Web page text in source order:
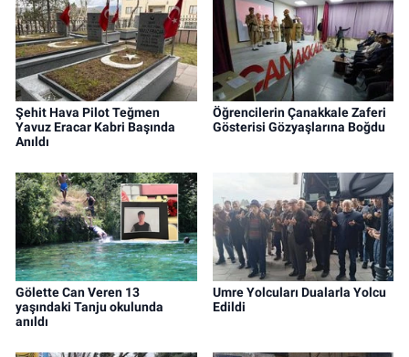
Şehit Hava Pilot Teğmen
Yavuz Eracar Kabri Başında
Anıldı
Öğrencilerin Çanakkale Zaferi
Gösterisi Gözyaşlarına Boğdu
Gölette Can Veren 13
yaşındaki Tanju okulunda
anıldı
Umre Yolcuları Dualarla Yolcu
Edildi